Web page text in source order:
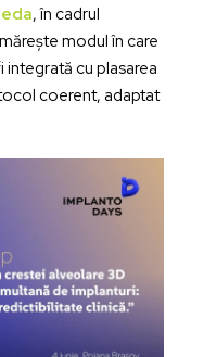
, în cadrul
modul în care
cu plasarea
coerent, adaptat